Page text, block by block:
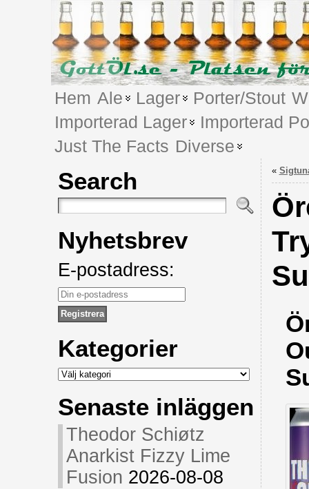
Hem Ale Lager Porter/Stout
Importerad Lager
Importerad
Just The Facts Diverse
Search
Nyhetsbrev
E-postadress:
Kategorier
Kategorier
Senaste inläggen
Theodor Schiøtz
Anarkist Fizzy Lime
Fusion 2026-08-08
«